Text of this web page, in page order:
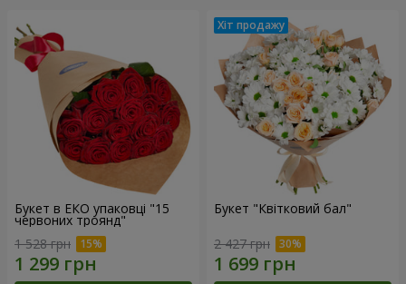
Букет в ЕКО упаковці "15
червоних троянд"
1 528 грн
Букет "Квітковий бал"
2 427 грн